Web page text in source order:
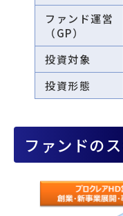
ファンド運営
（GP）
投資対象
投資形態
ファンドの